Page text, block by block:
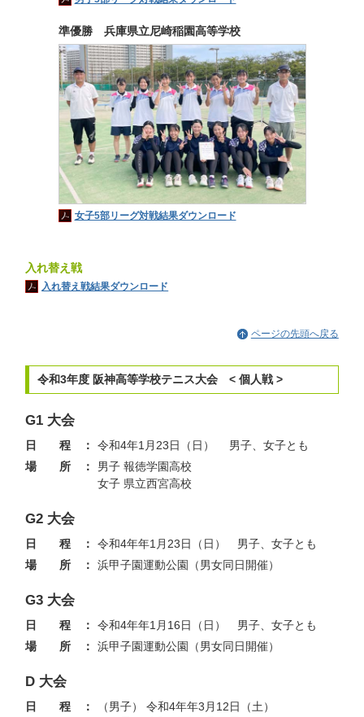
準優勝 兵庫県立尼崎稲園高等学校
女子5部リーグ対戦結果ダウンロード
入れ替え戦
入れ替え戦結果ダウンロード
ページの先頭へ戻る
令和3年度 阪神高等学校テニス大会 < 個人戦 >
G1 大会
日 程 ：
令和4年1月23日（日） 男子、女子とも
場 所 ：
男子 報徳学園高校
女子 県立西宮高校
G2 大会
日 程 ：
令和4年年1月23日（日） 男子、女子とも
場 所 ：
浜甲子園運動公園（男女同日開催）
G3 大会
日 程 ：
令和4年年1月16日（日） 男子、女子とも
場 所 ：
浜甲子園運動公園（男女同日開催）
D 大会
日 程 ：
（男子） 令和4年年3月12日（土）